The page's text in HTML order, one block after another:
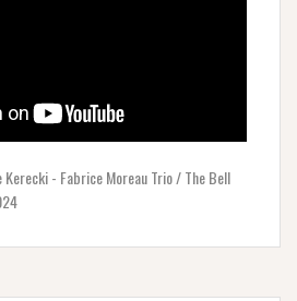
- Fabrice Moreau Trio / The Bell